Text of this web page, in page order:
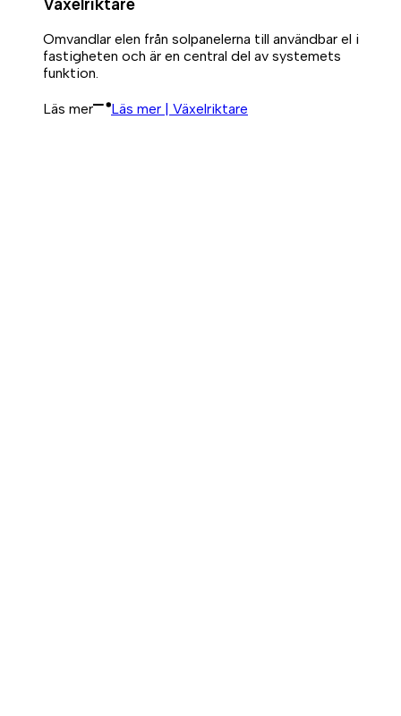
Omvandlar elen från solpanelerna till användbar el i
fastigheten och är en central del av systemets
funktion.
Läs mer Läs mer | Växelriktare